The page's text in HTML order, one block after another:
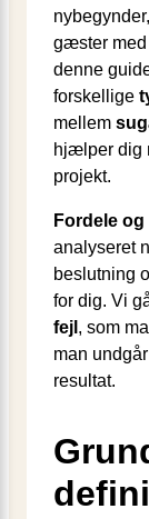
gæster med
denne
forskellige
mellem
hjælper dig
projekt.
Fordele
analyseret
beslutning
for dig. Vi
fejl , som
man
resultat.